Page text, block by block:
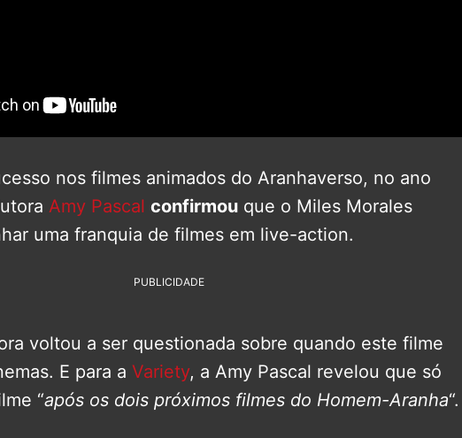
nos filmes animados do Aranhaverso, no ano
Amy Pascal confirmou que o Miles Morales
uma franquia de filmes em live-action.
PUBLICIDADE
voltou a ser questionada sobre quando este filme
E para a Variety, a Amy Pascal revelou que só
“após os dois próximos filmes do Homem-Aranha“.